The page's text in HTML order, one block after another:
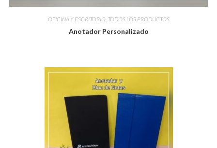
OFICINA Y ESCRITORIO, TODOS LOS PRODUCTOS
Anotador Personalizado